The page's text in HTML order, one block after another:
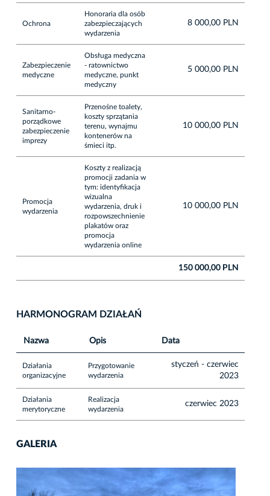
Ochrona
Honoraria dla osób
zabezpieczających
wydarzenia
8 000,00 PLN
Zabezpieczenie
medyczne
Obsługa medyczna
- ratownictwo
medyczne, punkt
medyczny
5 000,00 PLN
Sanitarno-
porządkowe
zabezpieczenie
imprezy
Przenośne toalety,
koszty sprzątania
terenu, wynajmu
kontenerów na
śmieci itp.
10 000,00 PLN
Promocja
wydarzenia
Koszty z realizacją
promocji zadania w
tym: identyfikacja
wizualna
wydarzenia, druk i
rozpowszechnienie
plakatów oraz
promocja
wydarzenia online
10 000,00 PLN
150 000,00 PLN
HARMONOGRAM DZIAŁAŃ
Nazwa Opis Data
Działania
organizacyjne
Przygotowanie
wydarzenia
styczeń - czerwiec
2023
Działania
merytoryczne
Realizacja
wydarzenia
czerwiec 2023
GALERIA